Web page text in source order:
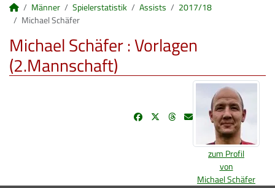
Männer Spielerstatistik Assists
2017/18
Michael Schäfer
Michael Schäfer : Vorlagen
(2.Mannschaft)
zum Profil
von
Michael Schäfer